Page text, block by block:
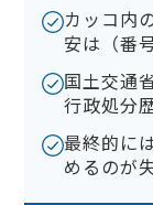
カッコ内
安は（番
国土交通
行政処分
最終的に
めるのが